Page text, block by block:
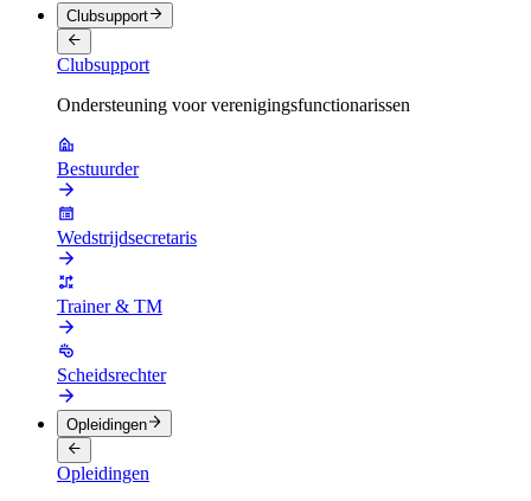
Clubsupport
Clubsupport
Ondersteuning voor verenigingsfunctionarissen
Bestuurder
Wedstrijdsecretaris
Trainer & TM
Scheidsrechter
Opleidingen
Opleidingen